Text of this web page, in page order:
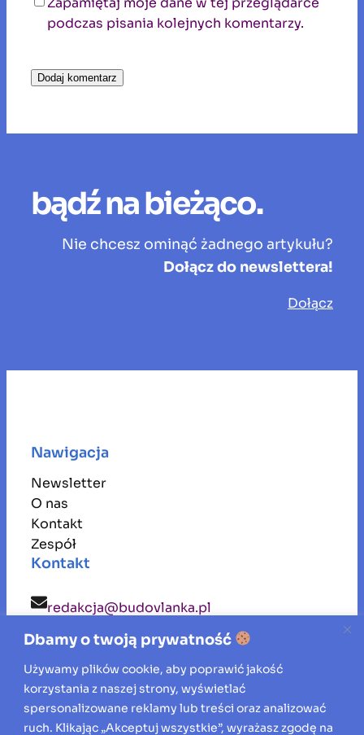
Dbamy o twoją prywatność
Używamy plików cookie, aby poprawić jakość
korzystania z naszej strony, wyświetlać
spersonalizowane reklamy lub treści oraz analizować
ruch. Klikając „Akceptuj wszystkie”, wyrażasz zgodę na
podczas pisania kolejnych komentarzy.
bądź na bieżąco.
Nie chcesz ominąć żadnego artykułu?
Dołącz do newslettera!
Dołącz
Nawigacja
Newsletter
O nas
Kontakt
Zespół
Kontakt
redakcja@budovlanka.pl
Inspiracje, porady i aktualności ze świata
budownictwa, remontów oraz aranżacji